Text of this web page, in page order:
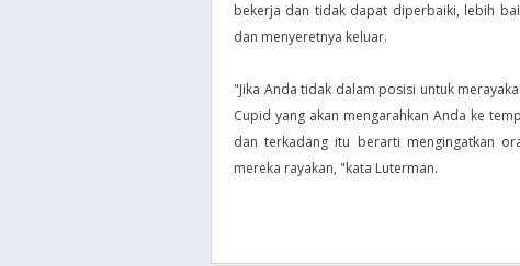
bekerja dan tidak dapat diperbaiki, lebih
dan menyeretnya keluar.
"Jika Anda tidak dalam posisi untuk
Cupid yang akan mengarahkan Anda ke
dan terkadang itu berarti mengingatkan
mereka rayakan, "kata Luterman.